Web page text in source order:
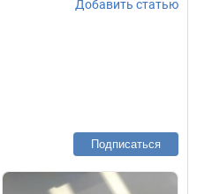
Добавить статью
Подписаться